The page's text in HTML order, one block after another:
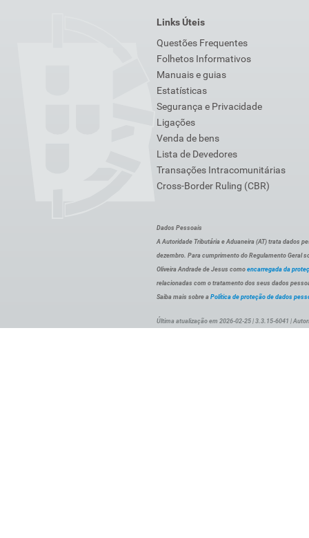
Links Úteis
Questões Frequentes
Folhetos Informativos
Manuais e guias
Estatísticas
Segurança e Privacidade
Ligações
Venda de bens
Lista de Devedores
Transações Intracomunitárias
Cross-Border Ruling (CBR)
Dados Pessoais
A Autoridade Tributária e Aduaneira (AT) trata dados
dezembro. Para cumprimento do Regulamento Geral
Oliveira Andrade de Jesus como encarregada da
relacionadas com o tratamento dos seus dados
Saiba mais sobre a Política de proteção de dados
Última atualização em 2026-02-25 | 3.3.15-6041 |